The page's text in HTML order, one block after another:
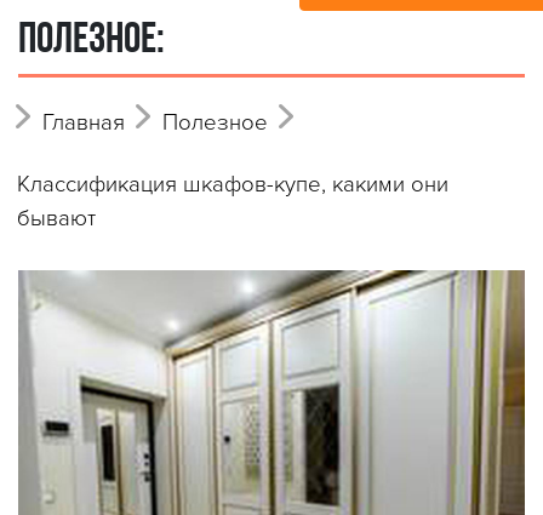
ПОЛЕЗНОЕ:
Главная Полезное
Классификация шкафов-купе, какими они
бывают